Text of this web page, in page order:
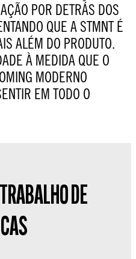
POR DETRÁS DOS
QUE A STMNT É
ALÉM DO PRODUTO.
À MEDIDA QUE O
MODERNO
EM TODO O
DE